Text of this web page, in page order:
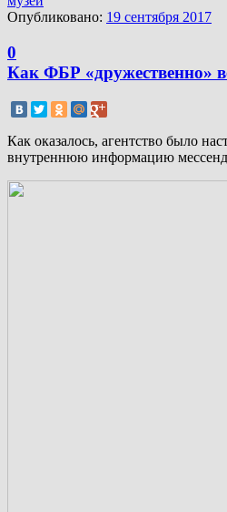
Опубликовано: 19 сентября 2017
0
Как ФБР «дружественно»
Как оказалось, агентство было
внутреннюю информацию